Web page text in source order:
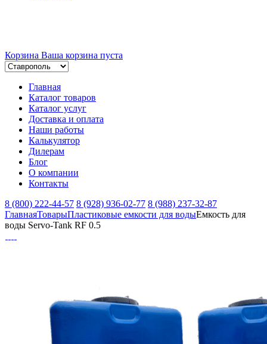
Корзина Ваша корзина пуста
Главная
Каталог товаров
Каталог услуг
Доставка и оплата
Наши работы
Калькулятор
Дилерам
Блог
О компании
Контакты
8 (800) 222-44-57 8 (928) 936-02-77 8 (988) 237-32-87
ГлавнаяТоварыПластиковые емкости для водыЕмкость для
воды Servo-Tank RF 0.5